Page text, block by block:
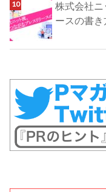
株式会社ニ
ースの書き